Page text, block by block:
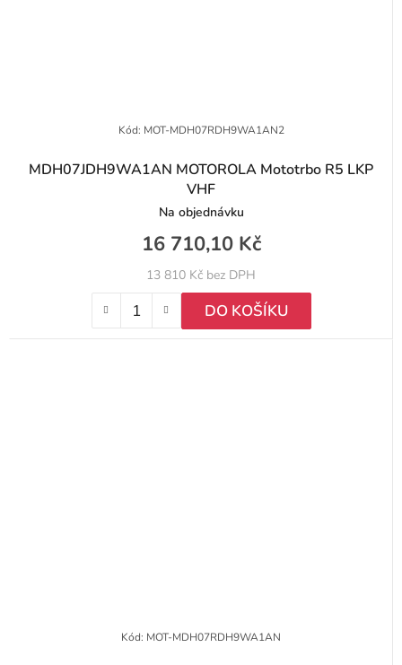
MDH07JDH9WA1AN MOTOROLA Mototrbo R5 LKP
VHF
Na objednávku
13 810 Kč bez DPH
16 710,10 Kč
DO KOŠÍKU
Kód: MOT-MDH07RDH9WA1AN2
Kód: MOT-MDH07RDH9WA1AN